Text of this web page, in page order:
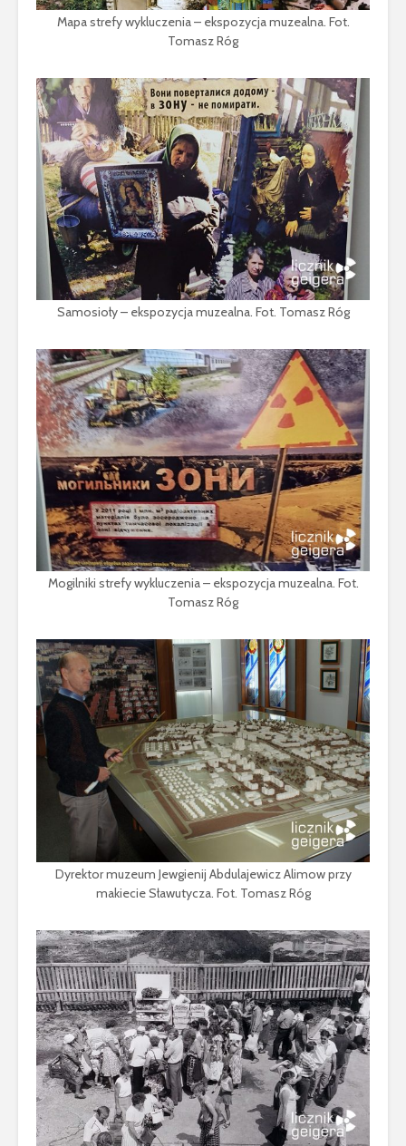
Mapa strefy wykluczenia – ekspozycja muzealna. Fot.
Tomasz Róg
Samosioły – ekspozycja muzealna. Fot. Tomasz Róg
Mogilniki strefy wykluczenia – ekspozycja muzealna. Fot.
Tomasz Róg
Dyrektor muzeum Jewgienij Abdulajewicz Alimow przy
makiecie Sławutycza. Fot. Tomasz Róg